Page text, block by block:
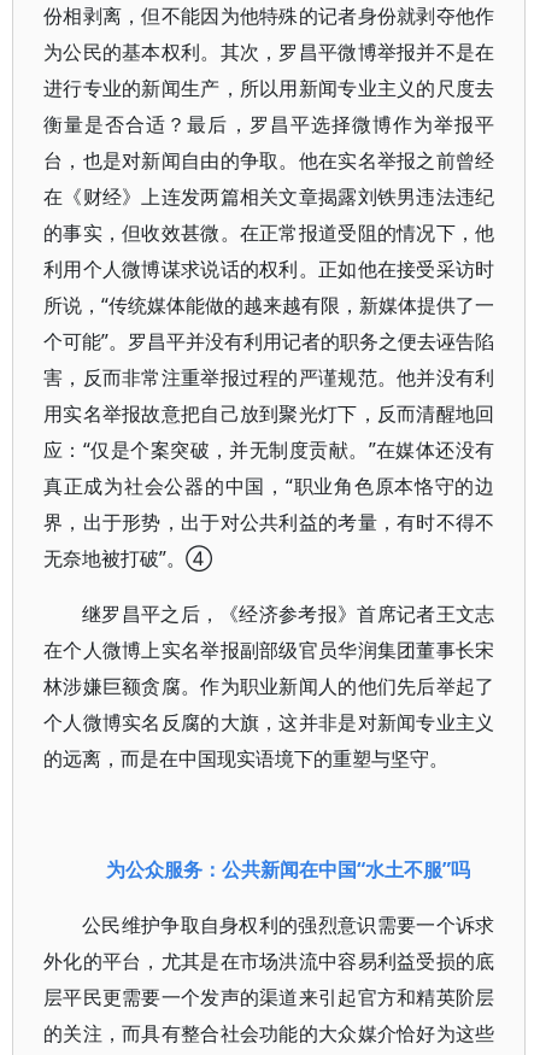
份相剥离，但不能因为他特殊的记者身份就剥夺他作
为公民的基本权利。其次，罗昌平微博举报并不是在
进行专业的新闻生产，所以用新闻专业主义的尺度去
衡量是否合适？最后，罗昌平选择微博作为举报平
台，也是对新闻自由的争取。他在实名举报之前曾经
在《财经》上连发两篇相关文章揭露刘铁男违法违纪
的事实，但收效甚微。在正常报道受阻的情况下，他
利用个人微博谋求说话的权利。正如他在接受采访时
所说，“传统媒体能做的越来越有限，新媒体提供了一
个可能”。罗昌平并没有利用记者的职务之便去诬告陷
害，反而非常注重举报过程的严谨规范。他并没有利
用实名举报故意把自己放到聚光灯下，反而清醒地回
应：“仅是个案突破，并无制度贡献。”在媒体还没有
真正成为社会公器的中国，“职业角色原本恪守的边
界，出于形势，出于对公共利益的考量，有时不得不
无奈地被打破”。④
继罗昌平之后，《经济参考报》首席记者王文志
在个人微博上实名举报副部级官员华润集团董事长宋
林涉嫌巨额贪腐。作为职业新闻人的他们先后举起了
个人微博实名反腐的大旗，这并非是对新闻专业主义
的远离，而是在中国现实语境下的重塑与坚守。
为公众服务：公共新闻在中国“水土不服”吗
公民维护争取自身权利的强烈意识需要一个诉求
外化的平台，尤其是在市场洪流中容易利益受损的底
层平民更需要一个发声的渠道来引起官方和精英阶层
的关注，而具有整合社会功能的大众媒介恰好为这些